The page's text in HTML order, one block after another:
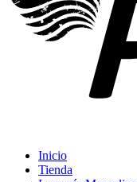
Inicio
Tienda